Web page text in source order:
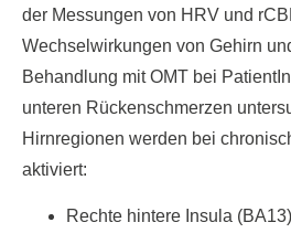
der Messungen von HRV und
Wechselwirkungen von Gehirn
Behandlung mit OMT bei
unteren Rückenschmerzen
Hirnregionen werden bei
aktiviert:
Rechte hintere Insula (BA13)